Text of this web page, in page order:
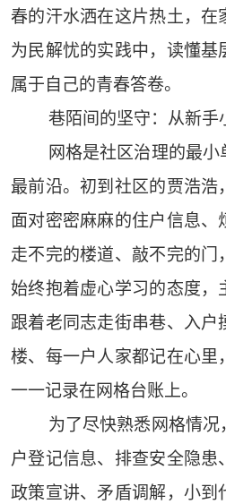
春的汗水洒在这片热土，在
为民解忧的实践中，读懂基
属于自己的青春答卷。
巷陌间的坚守：从新手
网格是社区治理的最
最前沿。初到社区的贾浩浩
面对密密麻麻的住户信息、
走不完的楼道、敲不完的门
始终抱着虚心学习的态度，
跟着老同志走街串巷、入户
楼、每一户人家都记在心里
一一记录在网格台账上。
为了尽快熟悉网格情
户登记信息、排查安全隐患
政策宣讲、矛盾调解，小到